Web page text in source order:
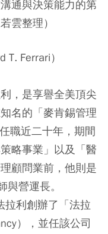
通與決策能力的第
雲整理）
Ferrari）
，是享譽全美頂尖
名的「麥肯錫管理
職近二十年，期間
略事業」以及「醫
顧問業前，他則是
營運長。
拉利創辦了「法拉
），並任該公司